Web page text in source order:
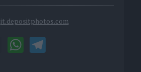
it.depositphotos.com